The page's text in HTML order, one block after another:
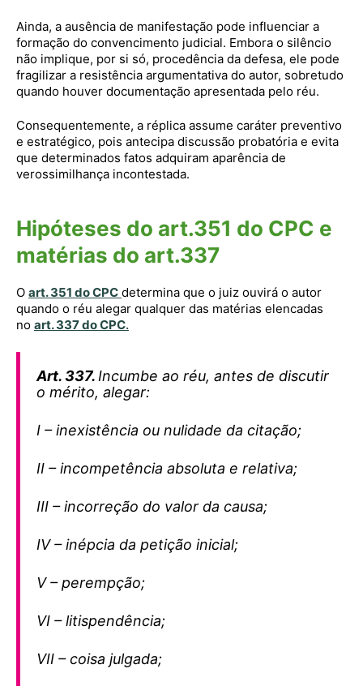
Ainda, a ausência de manifestação pode influenciar a
formação do convencimento judicial. Embora o silêncio
não implique, por si só, procedência da defesa, ele pode
fragilizar a resistência argumentativa do autor, sobretudo
quando houver documentação apresentada pelo réu.
Consequentemente, a réplica assume caráter preventivo
e estratégico, pois antecipa discussão probatória e evita
que determinados fatos adquiram aparência de
verossimilhança incontestada.
Hipóteses do art.351 do CPC e
matérias do art.337
O art. 351 do CPC determina que o juiz ouvirá o autor
quando o réu alegar qualquer das matérias elencadas
no art. 337 do CPC.
Art. 337. Incumbe ao réu, antes de discutir
o mérito, alegar:
I – inexistência ou nulidade da citação;
II – incompetência absoluta e relativa;
III – incorreção do valor da causa;
IV – inépcia da petição inicial;
V – perempção;
VI – litispendência;
VII – coisa julgada;